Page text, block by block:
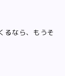
るなら、もうそ